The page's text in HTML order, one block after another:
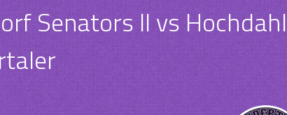
Senators II vs Hochdahl